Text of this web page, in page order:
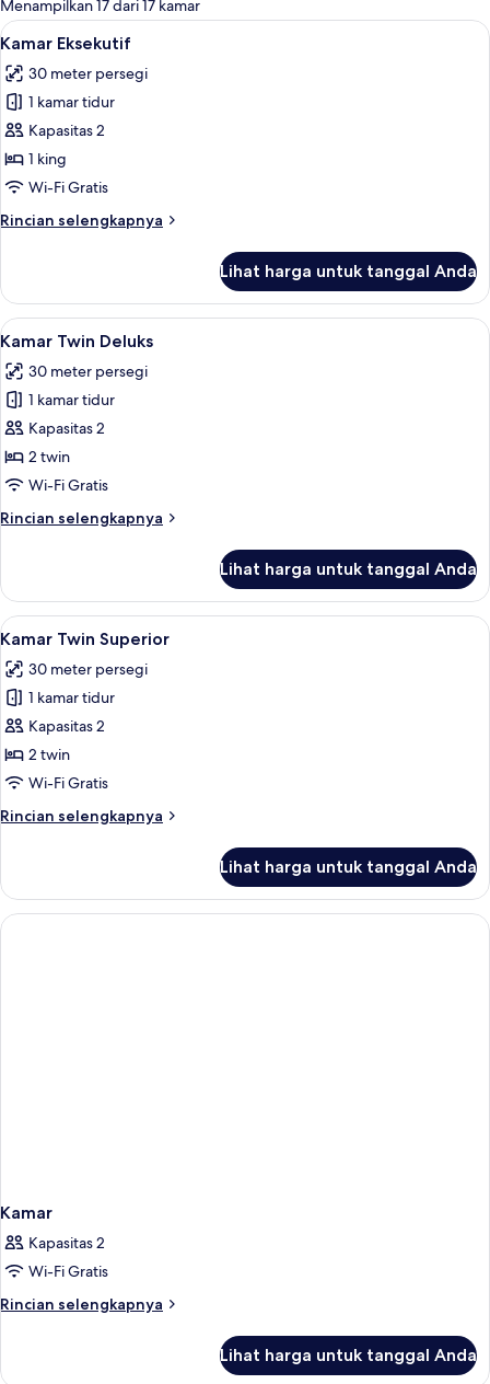
kamar
Menampilkan 17 dari 17 kamar
Lihat
semua
foto
untuk
Kamar
Eksekutif
Kamar Eksekutif | Seprai premium,
6
Kamar Eksekutif
30 meter persegi
1 kamar tidur
Kapasitas 2
1 king
Wi-Fi Gratis
Rincian selengkapnya
Rincian
Kamar
Eksekutif
Lihat harga untuk tanggal Anda
Lihat
semua
foto
untuk
Kamar
Twin
Deluks
Seprai premium, selimut bulu angsa,
6
Kamar Twin Deluks
30 meter persegi
1 kamar tidur
Kapasitas 2
2 twin
Wi-Fi Gratis
Rincian selengkapnya
Rincian
Kamar
Twin
Deluks
Lihat harga untuk tanggal Anda
Lihat
semua
foto
untuk
Kamar
Twin
Superior
Seprai premium, selimut bulu angsa,
5
Kamar Twin Superior
30 meter persegi
1 kamar tidur
Kapasitas 2
2 twin
Wi-Fi Gratis
Rincian selengkapnya
Rincian
Kamar
Twin
Superior
Lihat harga untuk tanggal Anda
Kamar
Kapasitas 2
Wi-Fi Gratis
Rincian selengkapnya
Rincian
Lihat harga untuk tanggal Anda